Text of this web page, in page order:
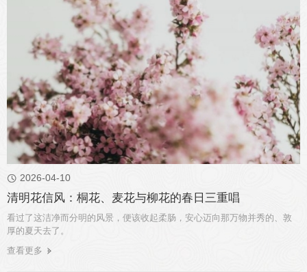
 2026-04-10
清明花信风：桐花、麦花与柳花的春日三重唱
看过了这洁净而分明的风景，便该收起柔肠，安心迈向那万物并秀的、敦
厚的夏天去了。
查看更多